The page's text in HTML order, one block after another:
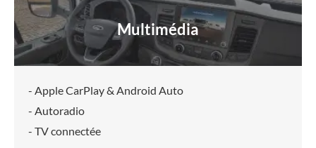
Multimédia
- Apple CarPlay & Android Auto
- Autoradio
- TV connectée